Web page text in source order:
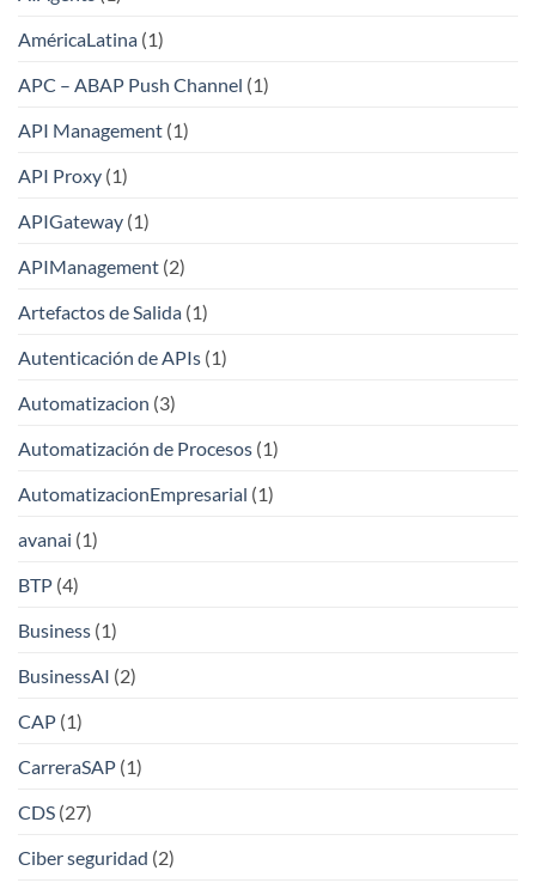
AméricaLatina (1)
APC – ABAP Push Channel (1)
API Management (1)
API Proxy (1)
APIGateway (1)
APIManagement (2)
Artefactos de Salida (1)
Autenticación de APIs (1)
Automatizacion (3)
Automatización de Procesos (1)
AutomatizacionEmpresarial (1)
avanai (1)
BTP (4)
Business (1)
BusinessAI (2)
CAP (1)
CarreraSAP (1)
CDS (27)
Ciber seguridad (2)